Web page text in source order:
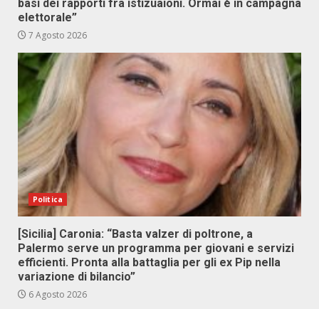
basi dei rapporti fra istizuaioni. Ormai è in campagna
elettorale”
7 Agosto 2026
Politica
[Sicilia] Caronia: “Basta valzer di poltrone, a
Palermo serve un programma per giovani e servizi
efficienti. Pronta alla battaglia per gli ex Pip nella
variazione di bilancio”
6 Agosto 2026